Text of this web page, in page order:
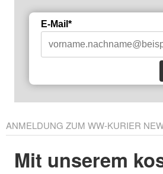
E-Mail*
ANMELDUNG ZUM WW-KURIER
Mit unserem